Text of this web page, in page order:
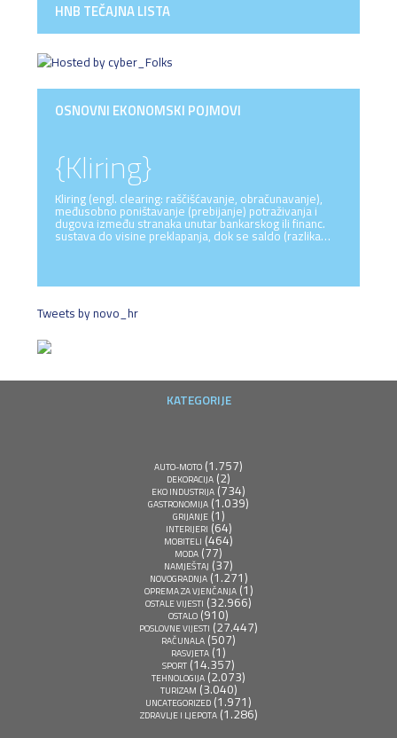
HNB TEČAJNA LISTA
OSNOVNI EKONOMSKI POJMOVI
{Kliring}
Kliring (engl. clearing: raščišćavanje, obračunavanje),
međusobno poništavanje (prebijanje) potraživanja i
dugova između stranaka unutar bankarskog ili financ.
sustava do visine preklapanja, dok se saldo (razlika…
Tweets by novo_hr
KATEGORIJE
AUTO-MOTO (1.757)
DEKORACIJA (2)
EKO INDUSTRIJA (734)
GASTRONOMIJA (1.039)
GRIJANJE(1)
INTERIJERI (64)
MOBITELI (464)
MODA (77)
NAMJEŠTAJ (37)
NOVOGRADNJA(1.271)
OPREMA ZA VJENČANJA(1)
OSTALE VIJESTI (32.966)
OSTALO (910)
POSLOVNE VIJESTI (27.447)
RAČUNALA (507)
RASVJETA (1)
SPORT (14.357)
TEHNOLOGIJA (2.073)
TURIZAM (3.040)
UNCATEGORIZED (1.971)
ZDRAVLJE I LJEPOTA(1.286)